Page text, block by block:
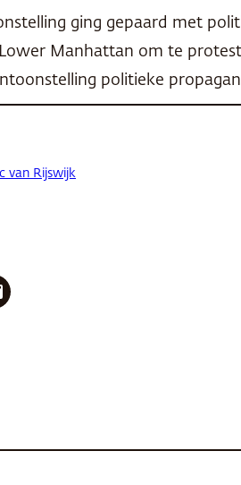
ging gepaard met
Manhattan om te
politieke
van Rijswijk